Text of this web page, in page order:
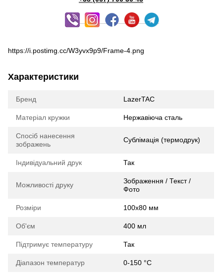
https://i.postimg.cc/W3yvx9p9/Frame-4.png
Характеристики
Бренд LazerTAC
Матеріал кружки Нержавіюча сталь
Спосіб нанесення
зображень
Сублімація (термодрук)
Індивідуальний друк Так
Можливості друку
Зображення / Текст /
Фото
Розміри 100х80 мм
Об'єм 400 мл
Підтримує температуру Так
Діапазон температур 0-150 °C